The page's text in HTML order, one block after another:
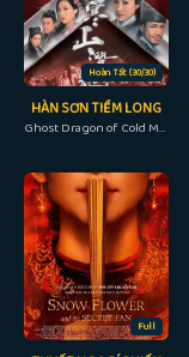
Hoàn Tất (30/30)
HÀN SƠN TIỀM LONG
Ghost Dragon of Cold Mountain (2014)
Full